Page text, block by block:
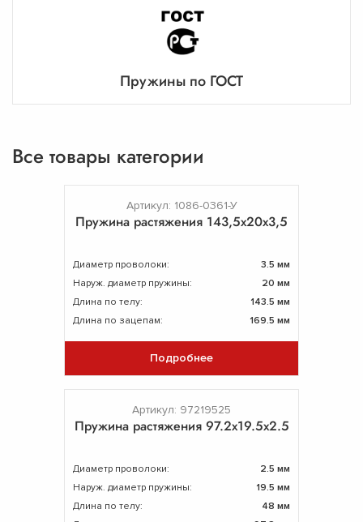
Пружины по ГОСТ
Все товары категории
Артикул: 1086-0361-У
Пружина растяжения 143,5х20х3,5
Диаметр проволоки:
3.5 мм
Наруж. диаметр пружины:
20 мм
Длина по телу:
143.5 мм
Длина по зацепам:
169.5 мм
Подробнее
Артикул: 97219525
Пружина растяжения 97.2х19.5х2.5
Диаметр проволоки:
2.5 мм
Наруж. диаметр пружины:
19.5 мм
Длина по телу:
48 мм